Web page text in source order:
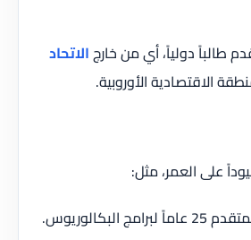
طالباً دولياً، أي من خارجالاتحاد
الاقتصادية الأوروبية.
على العمر، مثل:
البكالوريوس.